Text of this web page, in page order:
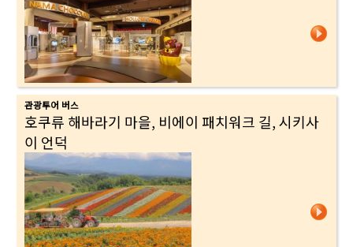
관광투어 버스
호쿠류 해바라기 마을, 비에이 패치워크 길, 시키사
이 언덕